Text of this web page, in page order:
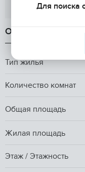
ОБЩАЯ
Тип жилья
Количество комнат
Общая площадь
Жилая площадь
Этаж / Этажность
Для поиска